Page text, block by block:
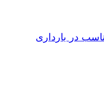
در بارداری